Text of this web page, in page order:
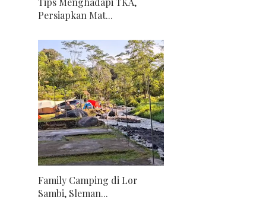
Persiapkan Mat...
Family Camping di Lor
Sambi, Sleman...